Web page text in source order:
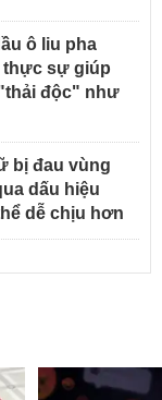
ô liu pha
thực sự giúp
độc" như
bị đau vùng
dấu hiệu
dễ chịu hơn